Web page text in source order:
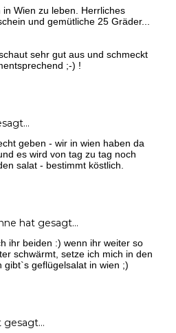
in Wien zu leben. Herrliches
und gemütliche 25 Gräder...
sehr gut aus und schmeckt
;-) !
geben - wir in wien haben da
es wird von tag zu tag noch
salat - bestimmt köstlich.
hat gesagt…
ihr beiden :) wenn ihr weiter so
schwärmt, setze ich mich in den
gibt`s geflügelsalat in wien ;)
gesagt…